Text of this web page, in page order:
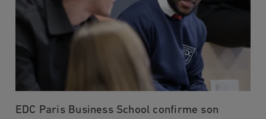
EDC Paris Business School confirme son